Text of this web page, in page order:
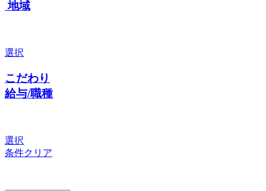
地域
選択
こだわり
給与/職種
選択
条件クリア